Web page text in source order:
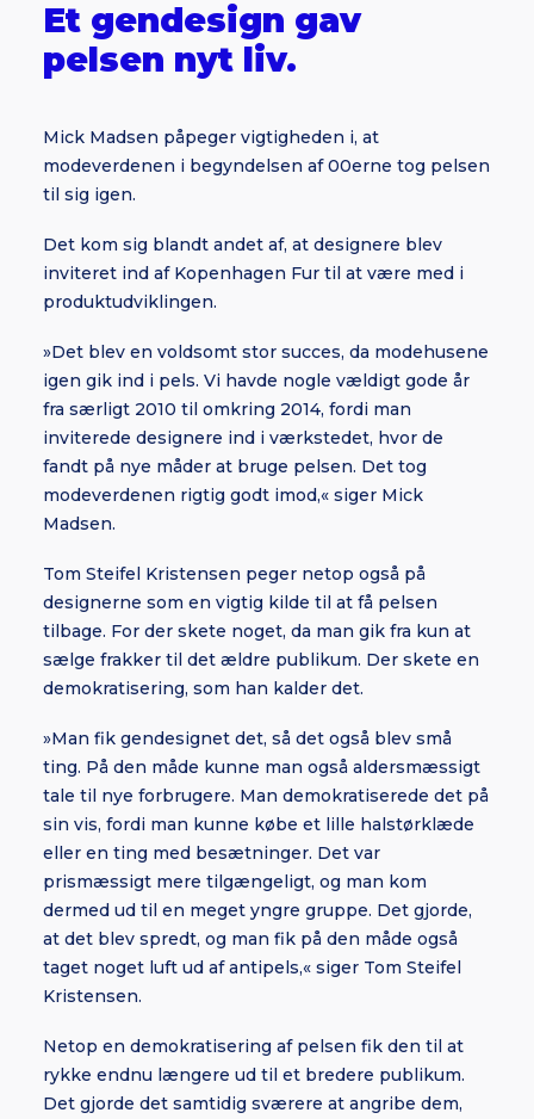
Et gendesign gav
pelsen nyt liv.
Mick Madsen påpeger vigtigheden i, at
modeverdenen i begyndelsen af 00erne tog pelsen
til sig igen.
Det kom sig blandt andet af, at designere blev
inviteret ind af Kopenhagen Fur til at være med i
produktudviklingen.
»Det blev en voldsomt stor succes, da modehusene
igen gik ind i pels. Vi havde nogle vældigt gode år
fra særligt 2010 til omkring 2014, fordi man
inviterede designere ind i værkstedet, hvor de
fandt på nye måder at bruge pelsen. Det tog
modeverdenen rigtig godt imod,« siger Mick
Madsen.
Tom Steifel Kristensen peger netop også på
designerne som en vigtig kilde til at få pelsen
tilbage. For der skete noget, da man gik fra kun at
sælge frakker til det ældre publikum. Der skete en
demokratisering, som han kalder det.
»Man fik gendesignet det, så det også blev små
ting. På den måde kunne man også aldersmæssigt
tale til nye forbrugere. Man demokratiserede det på
sin vis, fordi man kunne købe et lille halstørklæde
eller en ting med besætninger. Det var
prismæssigt mere tilgængeligt, og man kom
dermed ud til en meget yngre gruppe. Det gjorde,
at det blev spredt, og man fik på den måde også
taget noget luft ud af antipels,« siger Tom Steifel
Kristensen.
Netop en demokratisering af pelsen fik den til at
rykke endnu længere ud til et bredere publikum.
Det gjorde det samtidig sværere at angribe dem,